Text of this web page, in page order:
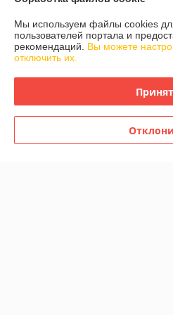
Доставка и оплата
График работы
Политика обработки cookies
Мы используем файлы cookies
пользователей портала и
рекомендаций. Вы можете
отключить их.